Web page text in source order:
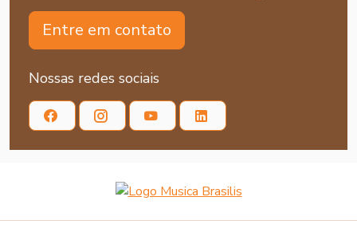
Entre em contato
Nossas redes sociais